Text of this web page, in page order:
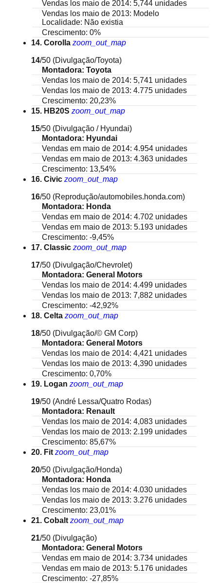
Vendas los maio de 2014: 5,744 unidades
Vendas los maio de 2013: Modelo
Localidade: Não existia
Crescimento: 0%
14. Corolla zoom_out_map
14/50 (Divulgação/Toyota)
Montadora: Toyota
Vendas los maio de 2014: 5,741 unidades
Vendas los maio de 2013: 4.775 unidades
Crescimento: 20,23%
15. HB20S zoom_out_map
15/50 (Divulgação / Hyundai)
Montadora: Hyundai
Vendas em maio de 2014: 4.954 unidades
Vendas em maio de 2013: 4.363 unidades
Crescimento: 13,54%
16. Civic zoom_out_map
16/50 (Reprodução/automobiles.honda.com)
Montadora: Honda
Vendas em maio de 2014: 4.702 unidades
Vendas em maio de 2013: 5.193 unidades
Crescimento: -9,45%
17. Classic zoom_out_map
17/50 (Divulgação/Chevrolet)
Montadora: General Motors
Vendas los maio de 2014: 4.499 unidades
Vendas los maio de 2013: 7,882 unidades
Crescimento: -42,92%
18. Celta zoom_out_map
18/50 (Divulgação/© GM Corp)
Montadora: General Motors
Vendas los maio de 2014: 4,421 unidades
Vendas los maio de 2013: 4,390 unidades
Crescimento: 0,70%
19. Logan zoom_out_map
19/50 (André Lessa/Quatro Rodas)
Montadora: Renault
Vendas los maio de 2014: 4,083 unidades
Vendas los maio de 2013: 2.199 unidades
Crescimento: 85,67%
20. Fit zoom_out_map
20/50 (Divulgação/Honda)
Montadora: Honda
Vendas los maio de 2014: 4.030 unidades
Vendas los maio de 2013: 3.276 unidades
Crescimento: 23,01%
21. Cobalt zoom_out_map
21/50 (Divulgação)
Montadora: General Motors
Vendas em maio de 2014: 3.734 unidades
Vendas em maio de 2013: 5.176 unidades
Crescimento: -27,85%